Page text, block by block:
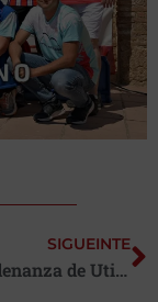
SIGUEINTE
Nueva Ordenanza de Utilización del Pabellón Municipal